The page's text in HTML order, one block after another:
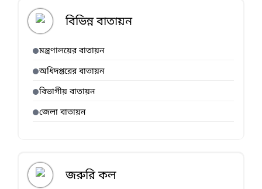
বিভিন্ন বাতায়ন
মন্ত্রণালয়ের বাতায়ন
অধিদপ্তরের বাতায়ন
বিভাগীয় বাতায়ন
জেলা বাতায়ন
জরুরি কল